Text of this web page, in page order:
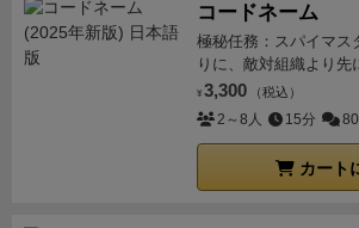
コードネーム
極秘任務：スパイマス
りに、敵対組織より先
¥ 3,300 （税込）
2～8人 15分
カート